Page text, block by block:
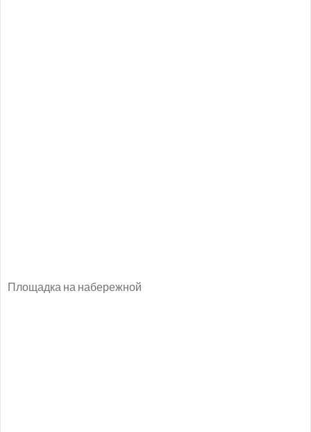
Площадка на набережной